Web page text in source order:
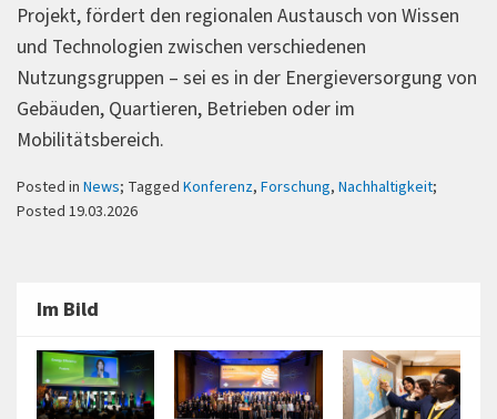
Projekt, fördert den regionalen Austausch von Wissen
und Technologien zwischen verschiedenen
Nutzungsgruppen – sei es in der Energieversorgung von
Gebäuden, Quartieren, Betrieben oder im
Mobilitätsbereich.
Posted in News; Tagged Konferenz, Forschung, Nachhaltigkeit;
Posted 19.03.2026
Im Bild